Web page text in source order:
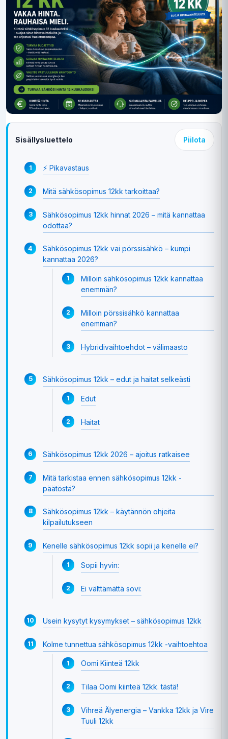
Sisällysluettelo Piilota
⚡ Pikavastaus
Mitä sähkösopimus 12kk tarkoittaa?
Sähkösopimus 12kk hinnat 2026 – mitä kannattaa
odottaa?
Sähkösopimus 12kk vai pörssisähkö – kumpi
kannattaa 2026?
Milloin sähkösopimus 12kk kannattaa
enemmän?
Milloin pörssisähkö kannattaa
enemmän?
Hybridivaihtoehdot – välimaasto
Sähkösopimus 12kk – edut ja haitat selkeästi
Edut
Haitat
Sähkösopimus 12kk 2026 – ajoitus ratkaisee
Mitä tarkistaa ennen sähkösopimus 12kk -
päätöstä?
Sähkösopimus 12kk – käytännön ohjeita
kilpailutukseen
Kenelle sähkösopimus 12kk sopii ja kenelle ei?
Sopii hyvin:
Ei välttämättä sovi:
Usein kysytyt kysymykset – sähkösopimus 12kk
Kolme tunnettua sähkösopimus 12kk -vaihtoehtoa
Oomi Kiinteä 12kk
Tilaa Oomi kiinteä 12kk. tästä!
Vihreä Älyenergia – Vankka 12kk ja Vire
Tuuli 12kk